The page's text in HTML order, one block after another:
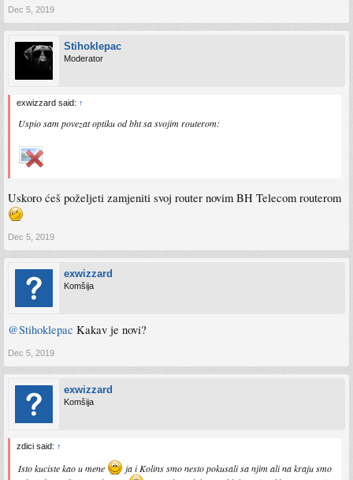
Dec 5, 2019
Stihoklepac
Moderator
exwizzard said: ↑
Uspio sam povezat optiku od bht sa svojim routerom:
Uskoro ćeš poželjeti zamjeniti svoj router novim BH Telecom routerom
Dec 5, 2019
exwizzard
Komšija
@Stihoklepac Kakav je novi?
Dec 5, 2019
exwizzard
Komšija
zdici said: ↑
Isto kuciste kao u mene
ja i Kolins smo nesto pokusali sa njim ali na kraju smo